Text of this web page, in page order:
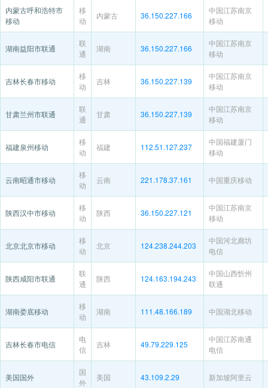
内蒙古呼和浩特市
移动
移
动
内蒙古 36.150.227.166
中国江苏南京
移动
湖南益阳市联通
联
通
湖南 36.150.227.166
中国江苏南京
移动
吉林长春市移动
移
动
吉林 36.150.227.139
中国江苏南京
移动
甘肃兰州市联通
联
通
甘肃 36.150.227.139
中国江苏南京
移动
福建泉州移动
移
动
福建 112.51.127.237
中国福建厦门
移动
云南昭通市移动
移
动
云南 221.178.37.161 中国重庆移动
陕西汉中市移动
移
动
陕西 36.150.227.121
中国江苏南京
移动
北京北京市移动
移
动
北京 124.238.244.203
中国河北廊坊
电信
陕西咸阳市联通
联
通
陕西 124.163.194.243
中国山西忻州
联通
湖南娄底移动
移
动
湖南 111.48.166.189 中国湖北移动
吉林长春市电信
电
信
吉林 49.79.229.125
中国江苏南通
电信
美国国外
国
外
美国 43.109.2.29 新加坡阿里云